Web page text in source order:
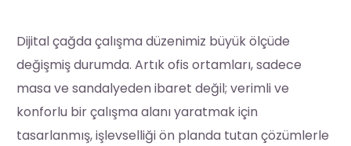
Dijital çağda çalışma düzenimiz büyük ölçüde
değişmiş durumda. Artık ofis ortamları, sadece
masa ve sandalyeden ibaret değil; verimli ve
konforlu bir çalışma alanı yaratmak için
tasarlanmış, işlevselliği ön planda tutan çözümlerle